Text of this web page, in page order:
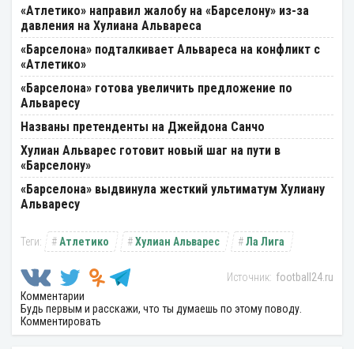
«Атлетико» направил жалобу на «Барселону» из-за
давления на Хулиана Альвареса
«Барселона» подталкивает Альвареса на конфликт с
«Атлетико»
«Барселона» готова увеличить предложение по
Альваресу
Названы претенденты на Джейдона Санчо
Хулиан Альварес готовит новый шаг на пути в
«Барселону»
«Барселона» выдвинула жесткий ультиматум Хулиану
Альваресу
Атлетико Хулиан Альварес Ла Лига
football24.ru
Комментарии
Будь первым и расскажи, что ты думаешь по этому поводу.
Комментировать